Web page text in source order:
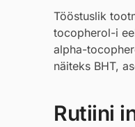
Tööstuslik
tocopherol-i
alpha-
näiteks BHT,
Rutiini